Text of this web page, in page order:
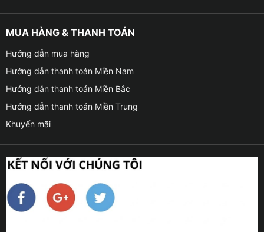
MUA HÀNG & THANH TOÁN
Hướng dẫn mua hàng
Hướng dẫn thanh toán Miền Nam
Hướng dẫn thanh toán Miền Bắc
Hướng dẫn thanh toán Miền Trung
Khuyến mãi